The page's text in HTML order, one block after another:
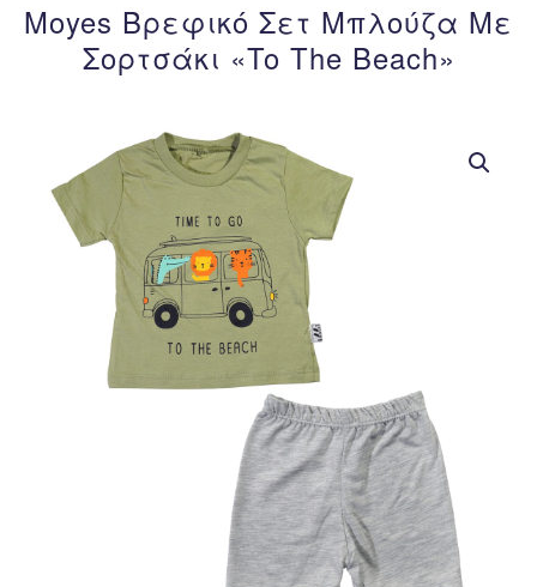
Moyes Βρεφικό Σετ Μπλούζα Με
Σορτσάκι «To The Beach»